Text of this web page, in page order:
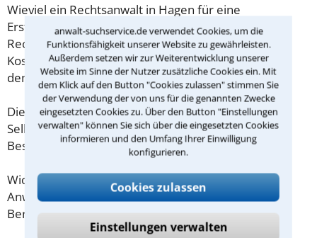
anwalt-suchservice.de verwendet Cookies, um die
Funktionsfähigkeit unserer Website zu gewährleisten.
Außerdem setzen wir zur Weiterentwicklung unserer
Website im Sinne der Nutzer zusätzliche Cookies ein. Mit
dem Klick auf den Button "Cookies zulassen" stimmen Sie
der Verwendung der von uns für die genannten Zwecke
eingesetzten Cookies zu. Über den Button "Einstellungen
verwalten" können Sie sich über die eingesetzten Cookies
informieren und den Umfang Ihrer Einwilligung
konfigurieren.
Cookies zulassen
Einstellungen verwalten
Wieviel ein Rechtsanwalt in Hagen für eine
Erstberatung verlangen darf, ist in §34 des
Rechtsanwaltsvergütungsgesetz (RVG) geregelt. Die
Kosten für das erste Beratungsgespräch betragen
demnach maximal 190,00 € zzgl. MwSt.
Diese Regelung gilt jedoch nur für Verbraucher. Für
Selbstständige oder Freiberufler gilt diese
Beschränkung nicht.
Wichtig daher: Klären Sie die Kostenfrage mit Ihrem
Anwalt aus Hagen schon zu Beginn der ersten
Beratung.